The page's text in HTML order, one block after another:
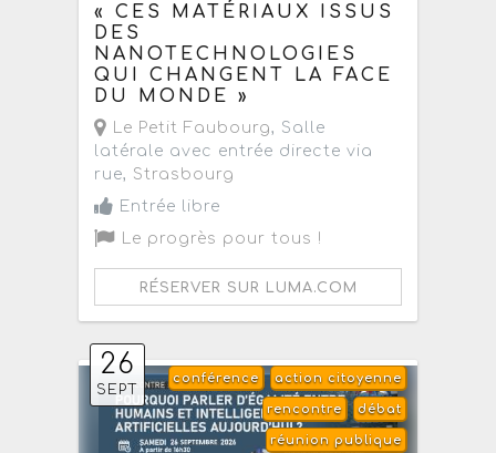
« CES MATÉRIAUX ISSUS
DES
NANOTECHNOLOGIES
QUI CHANGENT LA FACE
DU MONDE »
Le Petit Faubourg, Salle
latérale avec entrée directe via
rue, Strasbourg
Entrée libre
Le progrès pour tous !
RÉSERVER SUR LUMA.COM
26
SEPT
action citoyenne
conférence
débat
rencontre
réunion publique